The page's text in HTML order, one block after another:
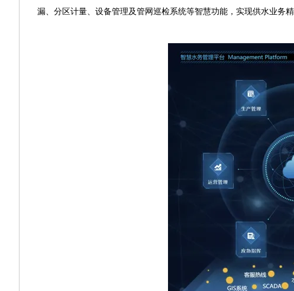
漏、分区计量、设备管理及管网巡检系统等智慧功能，实现供水业务